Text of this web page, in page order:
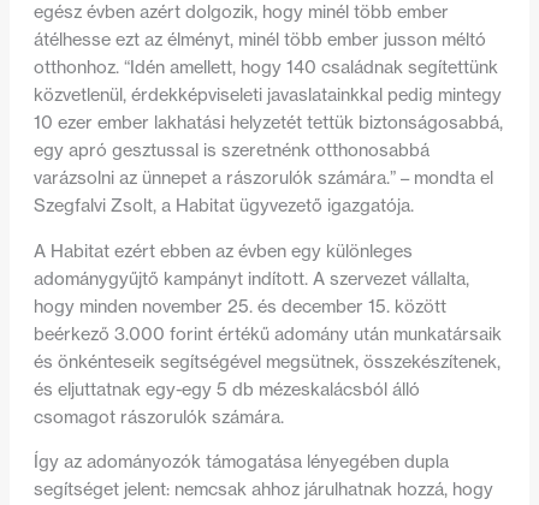
egész évben azért dolgozik, hogy minél több ember
átélhesse ezt az élményt, minél több ember jusson méltó
otthonhoz. “Idén amellett, hogy 140 családnak segítettünk
közvetlenül, érdekképviseleti javaslatainkkal pedig mintegy
10 ezer ember lakhatási helyzetét tettük biztonságosabbá,
egy apró gesztussal is szeretnénk otthonosabbá
varázsolni az ünnepet a rászorulók számára.” – mondta el
Szegfalvi Zsolt, a Habitat ügyvezető igazgatója.
A Habitat ezért ebben az évben egy különleges
adománygyűjtő kampányt indított. A szervezet vállalta,
hogy minden november 25. és december 15. között
beérkező 3.000 forint értékű adomány után munkatársaik
és önkénteseik segítségével megsütnek, összekészítenek,
és eljuttatnak egy-egy 5 db mézeskalácsból álló
csomagot rászorulók számára.
Így az adományozók támogatása lényegében dupla
segítséget jelent: nemcsak ahhoz járulhatnak hozzá, hogy